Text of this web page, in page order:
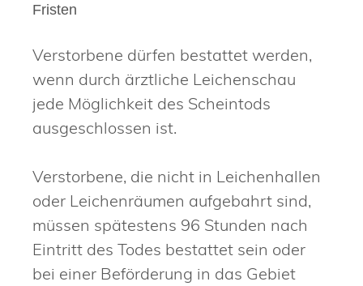
Fristen
Verstorbene dürfen bestattet werden,
wenn durch ärztliche Leichenschau
jede Möglichkeit des Scheintods
ausgeschlossen ist.
Verstorbene, die nicht in Leichenhallen
oder Leichenräumen aufgebahrt sind,
müssen spätestens 96 Stunden nach
Eintritt des Todes bestattet sein oder
bei einer Beförderung in das Gebiet